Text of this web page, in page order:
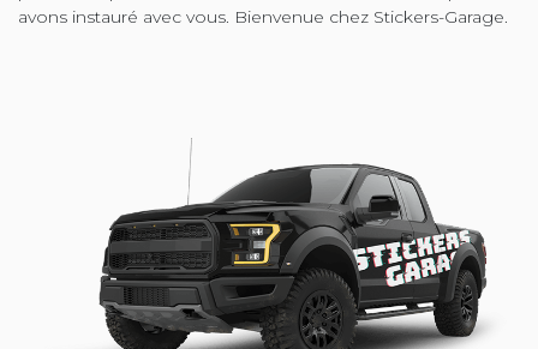
avons instauré avec vous. Bienvenue chez Stickers-Garage.